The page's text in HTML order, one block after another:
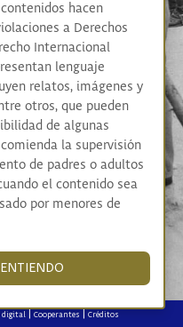
digital|Cooperantes|Créditos
hacen
a Derechos
Internacional
lenguaje
relatos, imágenes y
otros, que pueden
de algunas
la supervisión
de padres o adultos
el contenido sea
por menores de
ENTIENDO